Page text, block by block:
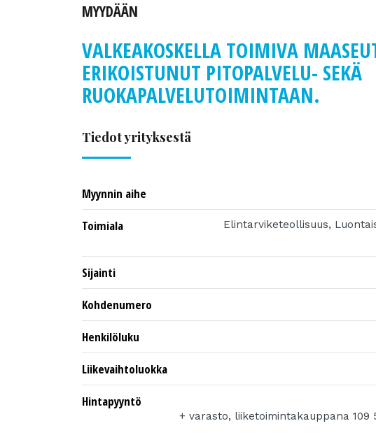
MYYDÄÄN
VALKEAKOSKELLA TOIMIVA
ERIKOISTUNUT PITOPALVELU- SEKÄ
RUOKAPALVELUTOIMINTAAN.
Tiedot yrityksestä
Myynnin aihe
Toimiala
Elintarviketeollisuus,
Sijainti
Kohdenumero
Henkilöluku
Liikevaihtoluokka
Hintapyyntö
+ varasto, liiketoimintakauppana 109